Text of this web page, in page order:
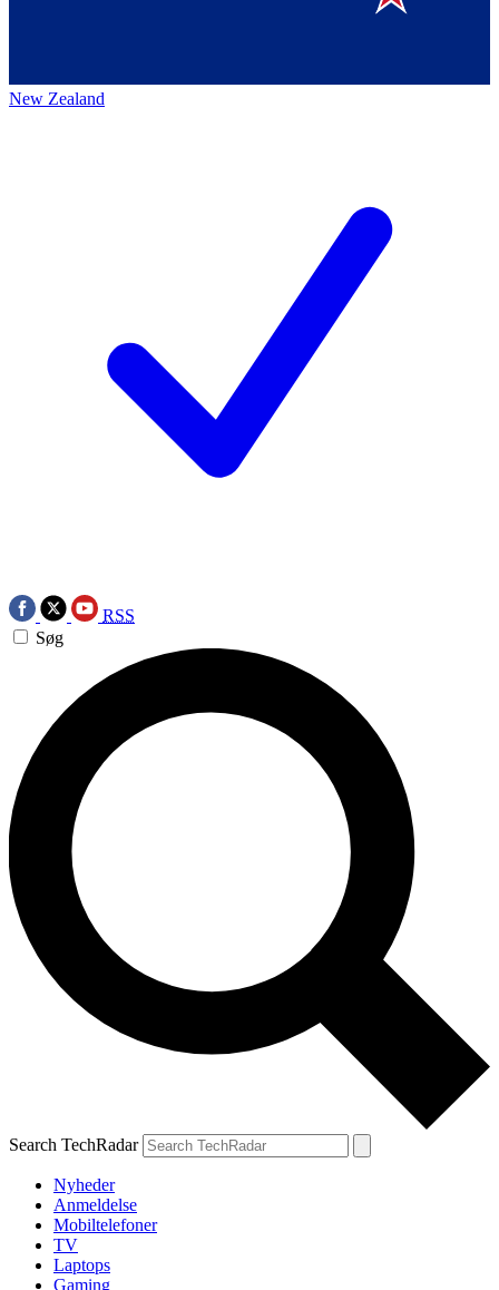
New Zealand
RSS
Søg
Search TechRadar
Nyheder
Anmeldelse
Mobiltelefoner
TV
Laptops
Gaming